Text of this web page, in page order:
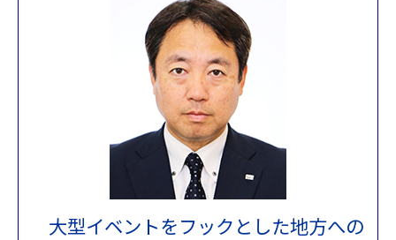
大型イベントをフックとした地方への